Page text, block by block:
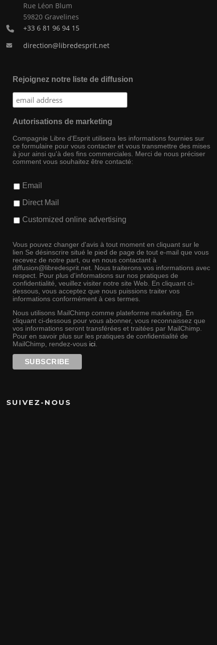
Rue Léon Blum
59820 Gravelines
+33 6 81 96 94 15
direction@libredesprit.net
Rejoignez notre liste de diffusion
Autorisations de marketing
Compagnie Libre d'Esprit utilisera les informations fournies sur
ce formulaire pour vous contacter et vous transmettre des mises
à jour ainsi qu'à des fins commerciales. Merci de nous préciser
comment vous souhaitez être contacté:
Email
Direct Mail
Customized online advertising
Vous pouvez changer d'avis à tout moment en cliquant sur le
lien Se désinscrire situé le pied de page de tout e-mail que vous
recevez de notre part, ou en nous contactant à
diffusion@libredesprit.net. Nous traiterons vos informations avec
respect. Pour plus d'informations sur nos pratiques de
confidentialité, veuillez visiter notre site Web. En cliquant ci-
dessous, vous acceptez que nous puissions traiter vos
informations conformément à ces termes.
Nous utilisons MailChimp comme plateforme marketing. En
cliquant ci-dessous pour vous abonner, vous reconnaissez que
vos informations seront transférées et traitées par MailChimp.
Pour en savoir plus sur les pratiques de confidentialité de
MailChimp, rendez-vous ici.
SUIVEZ-NOUS